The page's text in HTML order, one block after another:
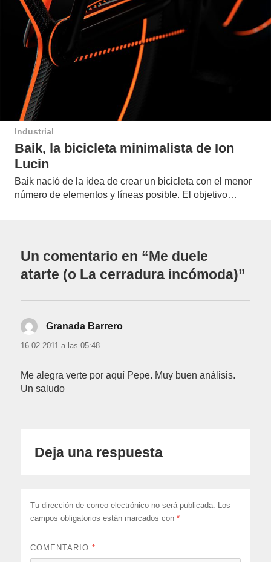
Industrial
Baik, la bicicleta minimalista de Ion
Lucin
Baik nació de la idea de crear un bicicleta con el menor
número de elementos y líneas posible. El objetivo…
Un comentario en “Me duele
atarte (o La cerradura incómoda)”
Granada Barrero
16.02.2011 a las 05:48
Me alegra verte por aquí Pepe. Muy buen análisis.
Un saludo
Deja una respuesta
Tu dirección de correo electrónico no será publicada. Los
campos obligatorios están marcados con*
COMENTARIO*